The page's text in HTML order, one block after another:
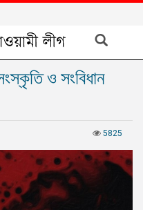
ও সংবিধান
5825